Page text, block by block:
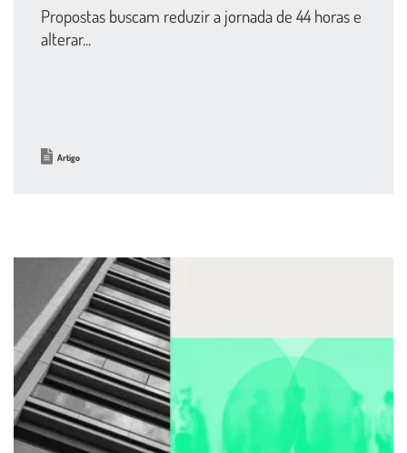
Propostas buscam reduzir a jornada de 44 horas e
alterar...
Artigo